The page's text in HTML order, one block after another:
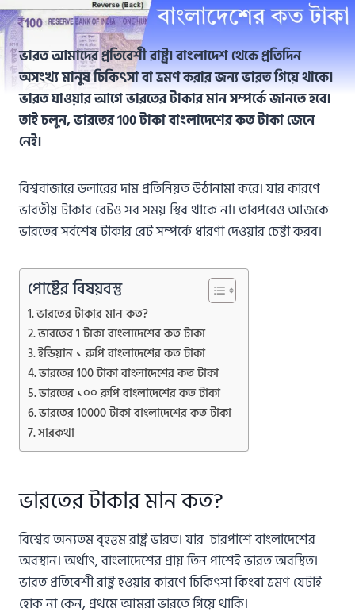
ভারত আমাদের প্রতিবেশী রাষ্ট্র। বাংলাদেশ থেকে প্রতিদিন
অসংখ্য মানুষ চিকিৎসা বা ভ্রমণ করার জন্য ভারত গিয়ে থাকে।
ভারত যাওয়ার আগে ভারতের টাকার মান সম্পর্কে জানতে হবে।
তাই চলুন, ভারতের 100 টাকা বাংলাদেশের কত টাকা জেনে
নেই।
বিশ্ববাজারে ডলারের দাম প্রতিনিয়ত উঠানামা করে। যার কারণে
ভারতীয় টাকার রেটও সব সময় স্থির থাকে না। তারপরেও আজকে
ভারতের সর্বশেষ টাকার রেট সম্পর্কে ধারণা দেওয়ার চেষ্টা করব।
পোষ্টের বিষয়বস্তু
ভারতের টাকার মান কত?
ভারতের 1 টাকা বাংলাদেশের কত টাকা
ইন্ডিয়ান ১ রুপি বাংলাদেশের কত টাকা
ভারতের 100 টাকা বাংলাদেশের কত টাকা
ভারতের ১০০ রুপি বাংলাদেশের কত টাকা
ভারতের 10000 টাকা বাংলাদেশের কত টাকা
সারকথা
ভারতের টাকার মান কত?
বিশ্বের অন্যতম বৃহত্তম রাষ্ট্র ভারত। যার চারপাশে বাংলাদেশের
অবস্থান। অর্থাৎ, বাংলাদেশের প্রায় তিন পাশেই ভারত অবস্থিত।
ভারত প্রতিবেশী রাষ্ট্র হওয়ার কারণে চিকিৎসা কিংবা ভ্রমণ যেটাই
হোক না কেন, প্রথমে আমরা ভারতে গিয়ে থাকি।